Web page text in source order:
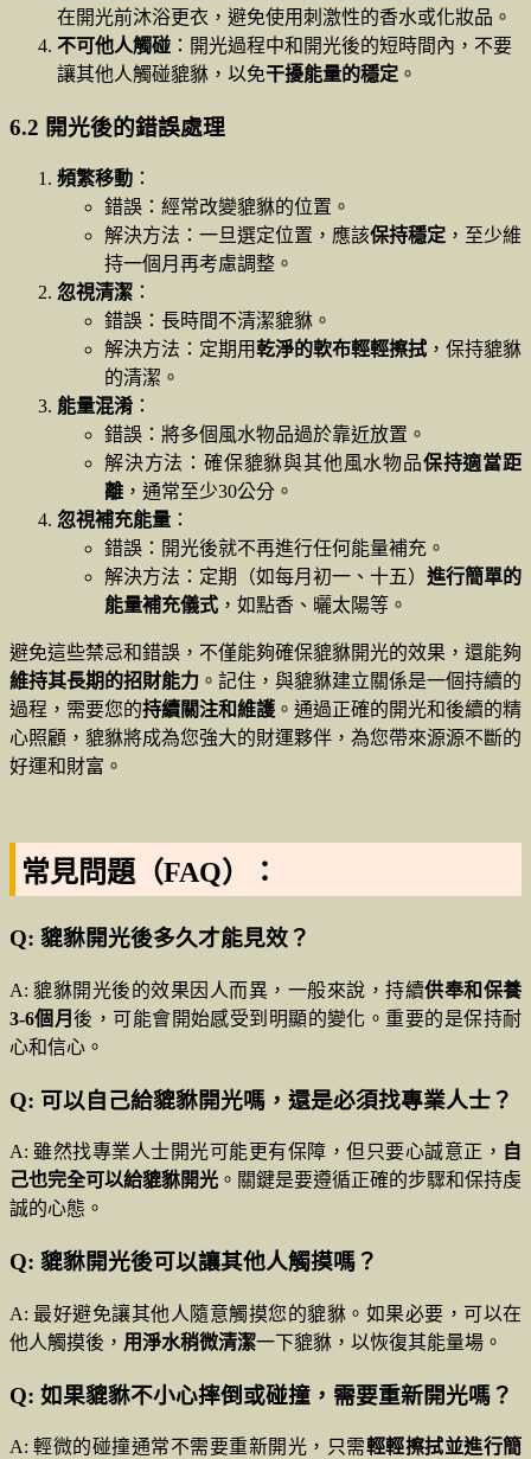
在開光前沐浴更衣，避免使用刺激性的香水或化妝品。
不可他人觸碰 ：開光過程中和開光後的短時間內，不要
讓其他人觸碰貔貅，以免干擾能量的穩定 。
6.2 開光後的錯誤處理
頻繁移動 ：
錯誤：經常改變貔貅的位置。
解決方法：一旦選定位置，應該保持穩定 ，至少維
持一個月再考慮調整。
忽視清潔 ：
錯誤：長時間不清潔貔貅。
解決方法：定期用乾淨的軟布輕輕擦拭 ，保持貔貅
的清潔。
能量混淆 ：
錯誤：將多個風水物品過於靠近放置。
解決方法：確保貔貅與其他風水物品保持適當距
離 ，通常至少30公分。
忽視補充能量 ：
錯誤：開光後就不再進行任何能量補充。
解決方法：定期（如每月初一、十五） 進行簡單的
能量補充儀式 ，如點香、曬太陽等。
避免這些禁忌和錯誤，不僅能夠確保貔貅開光的效果，還能夠
維持其長期的招財能力 。記住，與貔貅建立關係是一個持續的
過程，需要您的持續關注和維護 。通過正確的開光和後續的精
心照顧，貔貅將成為您強大的財運夥伴，為您帶來源源不斷的
好運和財富。
常見問題（FAQ）：
Q: 貔貅開光後多久才能見效？
A: 貔貅開光後的效果因人而異，一般來說，持續供奉和保養
3-6個月後，可能會開始感受到明顯的變化。重要的是保持耐
心和信心。
Q: 可以自己給貔貅開光嗎，還是必須找專業人士？
A: 雖然找專業人士開光可能更有保障，但只要心誠意正， 自
己也完全可以給貔貅開光 。關鍵是要遵循正確的步驟和保持虔
誠的心態。
Q: 貔貅開光後可以讓其他人觸摸嗎？
A: 最好避免讓其他人隨意觸摸您的貔貅。如果必要，可以在
他人觸摸後， 用淨水稍微清潔一下貔貅，以恢復其能量場。
Q: 如果貔貅不小心摔倒或碰撞，需要重新開光嗎？
A: 輕微的碰撞通常不需要重新開光，只需輕輕擦拭並進行簡